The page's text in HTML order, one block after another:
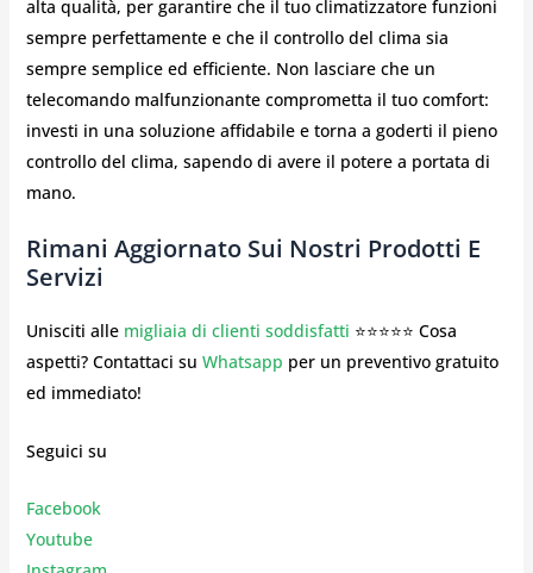
alta qualità, per garantire che il tuo climatizzatore funzioni
sempre perfettamente e che il controllo del clima sia
sempre semplice ed efficiente. Non lasciare che un
telecomando malfunzionante comprometta il tuo comfort:
investi in una soluzione affidabile e torna a goderti il pieno
controllo del clima, sapendo di avere il potere a portata di
mano.
Rimani Aggiornato Sui Nostri Prodotti E
Servizi
Unisciti alle migliaia di clienti soddisfatti ⭐⭐⭐⭐⭐ Cosa
aspetti? Contattaci su Whatsapp per un preventivo gratuito
ed immediato!
Seguici su
Facebook
Youtube